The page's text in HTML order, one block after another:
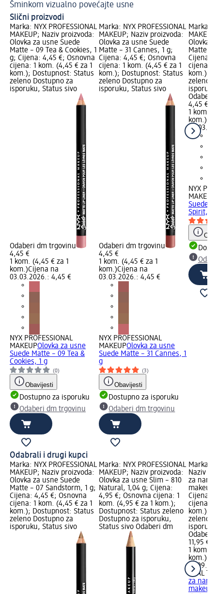
Šminkom vizualno povećajte usne
Slični proizvodi
Marka: NYX PROFESSIONAL
MAKEUP; Naziv proizvoda:
Olovka za usne Suede
Matte – 09 Tea & Cookies, 1
g; Cijena: 4,45 €; Osnovna
cijena: 1 kom. (4,45 € za 1
kom.); Dostupnost: Status
zeleno Dostupno za
isporuku, Status sivo
Odaberi dm trgovinu
4,45 €
1 kom. (4,45 € za 1
kom.)Cijena na
03.03.2026.: 4,45 €
NYX PROFESSIONAL
MAKEUPOlovka za usne
Suede Matte – 09 Tea &
Cookies, 1 g
(0)
Obavijesti
Dostupno za isporuku
Odaberi dm trgovinu
Marka: NYX PROFESSIONAL
MAKEUP; Naziv proizvoda:
Olovka za usne Suede
Matte – 31 Cannes, 1 g;
Cijena: 4,45 €; Osnovna
cijena: 1 kom. (4,45 € za 1
kom.); Dostupnost: Status
zeleno Dostupno za
isporuku, Status sivo
Odaberi dm trgovinu
4,45 €
1 kom. (4,45 € za 1
kom.)Cijena na
03.03.2026.: 4,45 €
NYX PROFESSIONAL
MAKEUPOlovka za usne
Suede Matte – 31 Cannes, 1
g
(3)
Obavijesti
Dostupno za isporuku
Odaberi dm trgovinu
Marka:
Olovka
Matte –
Cijena:
cijena: 1
kom.);
zeleno
Odaberi
4,45 €
1 kom.
kom.)
NYX
MAKEUP
Suede
Spirit, 1
Odabrali i drugi kupci
Marka: NYX PROFESSIONAL
MAKEUP; Naziv proizvoda:
Olovka za usne Suede
Matte – 07 Sandstorm, 1 g;
Cijena: 4,45 €; Osnovna
cijena: 1 kom. (4,45 € za 1
kom.); Dostupnost: Status
zeleno Dostupno za
isporuku, Status sivo
Marka: NYX PROFESSIONAL
MAKEUP; Naziv proizvoda:
Olovka za usne Slim – 810
Natural, 1,04 g; Cijena:
4,95 €; Osnovna cijena: 1
kom. (4,95 € za 1 kom.);
Dostupnost: Status zeleno
Dostupno za isporuku,
Status sivo Odaberi dm
Marka:
Naziv
za
Cijena:
cijena: 1
kom.);
zeleno
Odaberi
11,95 €
1 kom.
kom.)
REAL
za